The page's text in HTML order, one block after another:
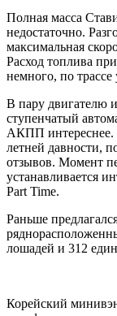
Полная масса
недостаточно.
максимальная
Расход топлива
немного, по трассе
В пару двигателю
ступенчатый
АКПП интереснее.
летней давности,
отзывов. Момент
устанавливается
Part Time.
Раньше
лошадей и 312
Корейский